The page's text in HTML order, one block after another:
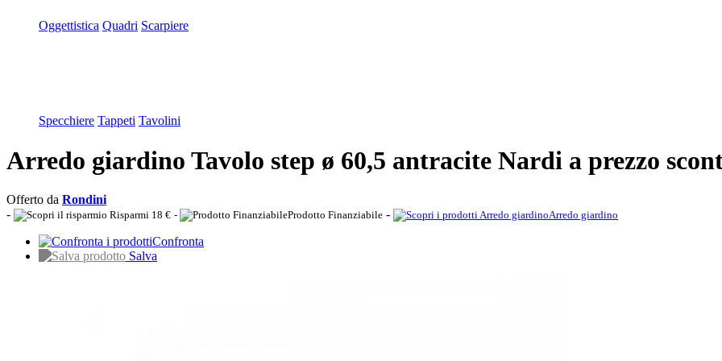
Oggettistica Quadri Scarpiere
Specchiere Tappeti Tavolini
Arredo giardino Tavolo step ø 60,5 antracite Nardi a prezzo
Offerto da Rondini
-
Risparmi 18 € - Prodotto Finanziabile - Arredo giardino
Confronta
Salva